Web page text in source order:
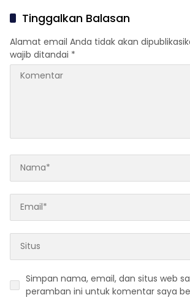
Tinggalkan Balasan
Alamat email Anda tidak akan
wajib ditandai *
Simpan nama, email, dan situs web
peramban ini untuk komentar saya